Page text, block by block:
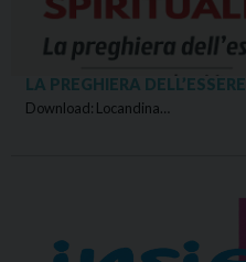
LA PREGHIERA DELL’ESSERE
Download: Locandina…